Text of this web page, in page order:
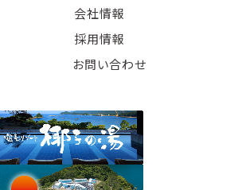
会社情報
採用情報
お問い合わせ